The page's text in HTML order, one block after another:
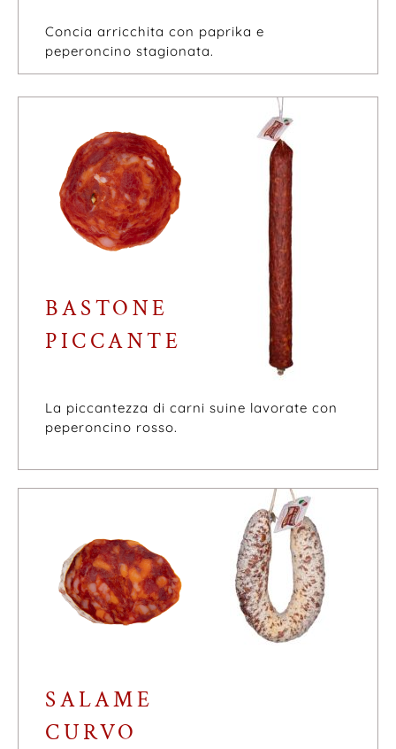
Concia arricchita con paprika e
peperoncino stagionata.
BASTONE
PICCANTE
La piccantezza di carni suine lavorate con
peperoncino rosso.
SALAME
CURVO